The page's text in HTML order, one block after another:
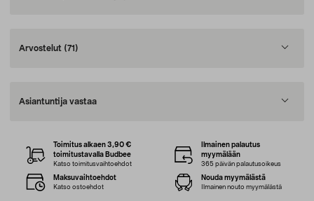
Arvostelut (71)
Asiantuntija vastaa
Toimitus alkaen 3,90 €
toimitustavalla Budbee
Katso toimitusvaihtoehdot
Ilmainen palautus
myymälään
365 päivän palautusoikeus
Maksuvaihtoehdot
Katso ostoehdot
Nouda myymälästä
Ilmainen nouto myymälästä